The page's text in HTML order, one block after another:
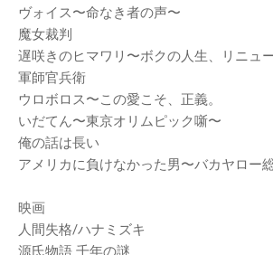
ヴォイス〜命なき者の声〜
魔女裁判
遅咲きのヒマワリ〜ボクの人生、リニュ
軍師官兵衛
ウロボロス〜この愛こそ、正義。
いだてん〜東京オリムピック噺〜
俺の話は長い
アメリカに負けなかった男〜バカヤロー
映画
人間失格/ハナミズキ
源氏物語 千年の謎